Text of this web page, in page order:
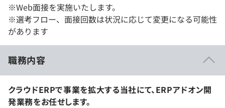
※Web面接を実施いたします。
※選考フロー、面接回数は状況に応じて変更になる可能性
があります
職務内容
クラウドERPで事業を拡大する当社にて、ERPアドオン開
発業務をお任せします。